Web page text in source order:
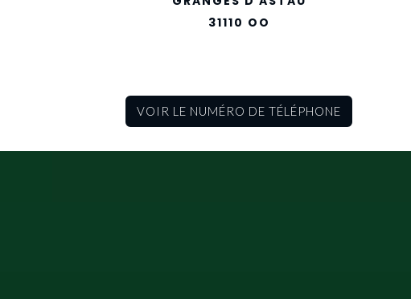
31110 OO
VOIR LE NUMÉRO DE TÉLÉPHONE